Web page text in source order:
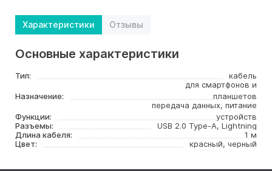
Характеристики Отзывы
Основные характеристики
Тип: кабель
Назначение:
для смартфонов и
планшетов
Функции:
передача данных, питание
устройств
Разъемы:
USB 2.0 Type-A, Lightning
Длина кабеля:
1 м
Цвет:
красный, черный